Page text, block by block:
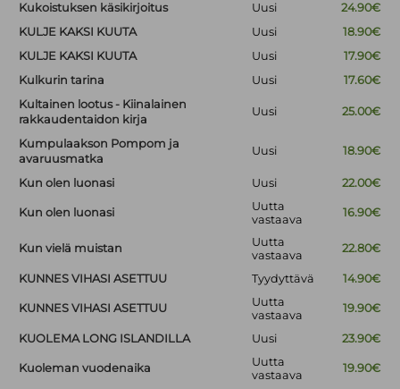
Kukoistuksen käsikirjoitus Uusi
24.90€
KULJE KAKSI KUUTA
Uusi
18.90€
KULJE KAKSI KUUTA
Uusi
17.90€
Kulkurin tarina
Uusi
17.60€
Kultainen lootus - Kiinalainen
rakkaudentaidon kirja
Uusi 25.00€
Kumpulaakson Pompom ja
avaruusmatka
Uusi 18.90€
Kun olen luonasi Uusi 22.00€
Kun olen luonasi
Uutta
vastaava
16.90€
Kun vielä muistan
Uutta
vastaava
22.80€
KUNNES VIHASI ASETTUU Tyydyttävä 14.90€
KUNNES VIHASI ASETTUU
Uutta
vastaava
19.90€
KUOLEMA LONG ISLANDILLA Uusi 23.90€
Kuoleman vuodenaika
Uutta
vastaava
19.90€